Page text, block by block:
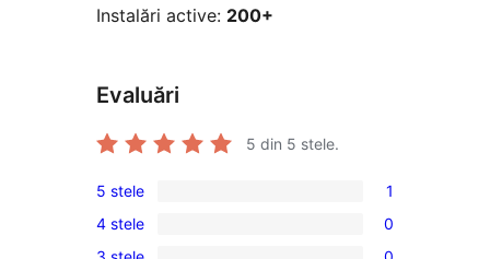
Instalări active: 200+
Evaluări
5 din 5 stele.
1
5
5 stele 1
0
4 stele
0